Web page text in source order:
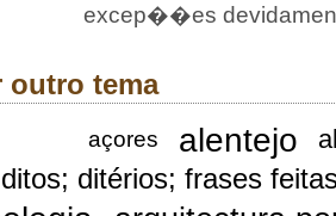
excep��es
outro tema
açores alentejo
ditérios; frases